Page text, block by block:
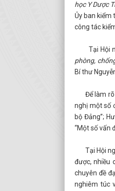
học Y Dược
Ủy ban kiểm
công tác
Tại Hội
phòng,
Bí thư
Để làm rõ
nghị một số
bộ Đảng”;
“Một số vấn
Tại Hội
được, nhiều
chuyên đề
nghiêm túc